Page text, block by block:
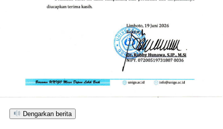
internal di tingkat yayasan maupun universitas
dilaporkan masih berada pada fase pendalaman intensif.
Pihak Universitas Gorontalo sendiri terpantau belum
mengeluarkan diktum keputusan ataupun kesimpulan
hukum apa pun terkait hasil investigasi yang dilakukan
oleh tim pemeriksa.
Dengarkan berita